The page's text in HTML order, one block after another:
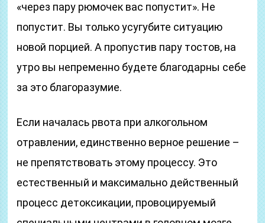
«через пару рюмочек вас попустит». Не
попустит. Вы только усугубите ситуацию
новой порцией. А пропустив пару тостов, на
утро вы непременно будете благодарны себе
за это благоразумие.
Если началась рвота при алкогольном
отравлении, единственно верное решение –
не препятствовать этому процессу. Это
естественный и максимально действенный
процесс детоксикации, провоцируемый